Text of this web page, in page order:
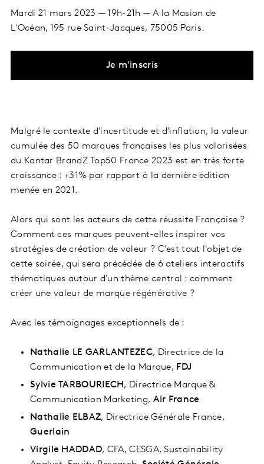
Mardi 21 mars 2023 — 19h-21h — A la Masion de
L'Océan, 195 rue Saint-Jacques, 75005 Paris.
Je m'inscris
Malgré le contexte d'incertitude et d'inflation, la valeur
cumulée des 50 marques françaises les plus valorisées
du Kantar BrandZ Top50 France 2023 est en très forte
croissance : +31% par rapport à la dernière édition
menée en 2021.
Alors qui sont les acteurs de cette réussite Française ?
Comment ces marques peuvent-elles inspirer vos
stratégies de création de valeur ? C'est tout l'objet de
cette soirée, qui sera précédée de 6 ateliers interactifs
thématiques autour d'un thème central : comment
créer une valeur de marque régénérative ?
Avec les témoignages exceptionnels de :
Nathalie LE GARLANTEZEC, Directrice de la
Communication et de la Marque, FDJ
Sylvie TARBOURIECH, Directrice Marque &
Communication Marketing, Air France
Nathalie ELBAZ, Directrice Générale France,
Guerlain
Virgile HADDAD, CFA, CESGA, Sustainability